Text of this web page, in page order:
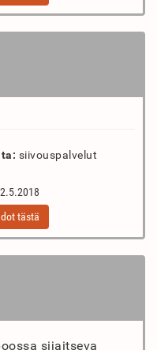
siivouspalvelut
tästä
sijaitseva